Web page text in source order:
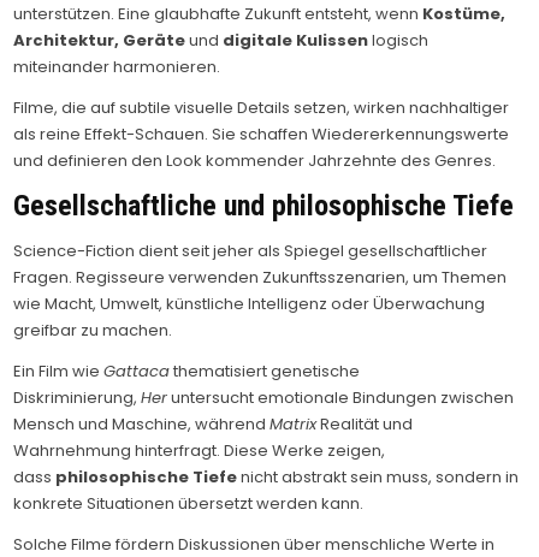
unterstützen. Eine glaubhafte Zukunft entsteht, wenn Kostüme,
Architektur, Geräteund digitale Kulissenlogisch
miteinander harmonieren.
Filme, die auf subtile visuelle Details setzen, wirken nachhaltiger
als reine Effekt-Schauen. Sie schaffen Wiedererkennungswerte
und definieren den Look kommender Jahrzehnte des Genres.
Gesellschaftliche und philosophische Tiefe
Science-Fiction dient seit jeher als Spiegel gesellschaftlicher
Fragen. Regisseure verwenden Zukunftsszenarien, um Themen
wie Macht, Umwelt, künstliche Intelligenz oder Überwachung
greifbar zu machen.
Ein Film wieGattacathematisiert genetische
Diskriminierung,Heruntersucht emotionale Bindungen zwischen
Mensch und Maschine, währendMatrixRealität und
Wahrnehmung hinterfragt. Diese Werke zeigen,
dass philosophische Tiefenicht abstrakt sein muss, sondern in
konkrete Situationen übersetzt werden kann.
Solche Filme fördern Diskussionen über menschliche Werte in